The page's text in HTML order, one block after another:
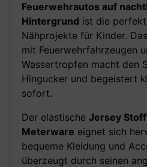
Feuerwehrautos auf
Hintergrund ist die
Nähprojekte für Kinder.
mit Feuerwehrfahrzeugen
Wassertropfen macht den
Hingucker und begeistert
sofort.
Der elastische Jersey
Meterware eignet sich
bequeme Kleidung und
überzeugt durch seinen